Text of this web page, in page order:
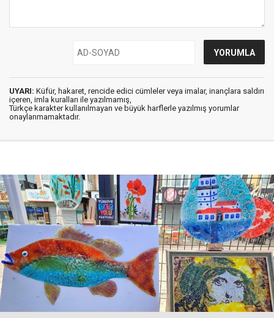
UYARI: Küfür, hakaret, rencide edici cümleler veya imalar, inançlara saldırı
içeren, imla kuralları ile yazılmamış,
Türkçe karakter kullanılmayan ve büyük harflerle yazılmış yorumlar
onaylanmamaktadır.